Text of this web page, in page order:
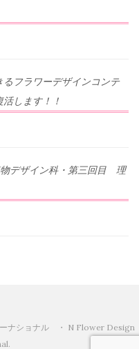
フラワーデザインコンテ
します！！
デザイン科・第三回目 理
ナショナル ・ N Flower Design